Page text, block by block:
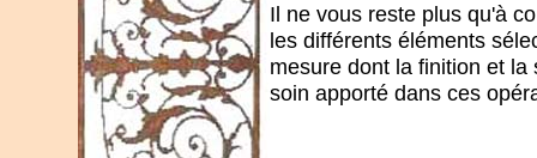
Il ne vous reste plus qu'à
les différents éléments
mesure dont la finition et
soin apporté dans ces